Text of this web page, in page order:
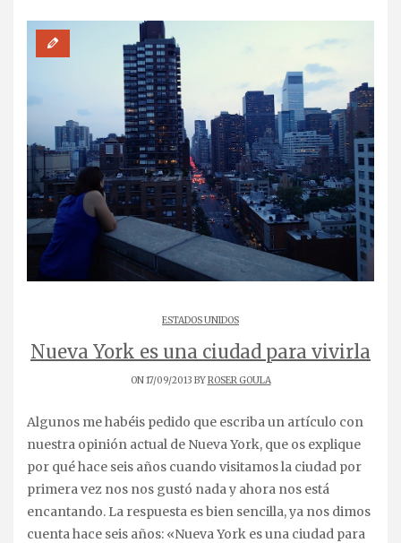
ESTADOS UNIDOS
Nueva York es una ciudad para vivirla
ON 17/09/2013 BYROSER GOULA
Algunos me habéis pedido que escriba un artículo con
nuestra opinión actual de Nueva York, que os explique
por qué hace seis años cuando visitamos la ciudad por
primera vez nos nos gustó nada y ahora nos está
encantando. La respuesta es bien sencilla, ya nos dimos
cuenta hace seis años: «Nueva York es una ciudad para